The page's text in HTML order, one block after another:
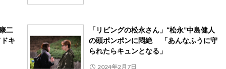
二
キ
「リビングの松永さん」“松永”中島健人
の頭ポンポンに悶絶 「あんなふうに守
られたらキュンとなる」
2024年2月7日